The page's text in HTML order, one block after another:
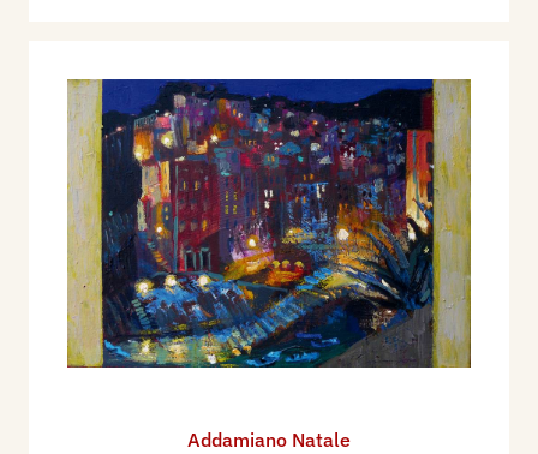
Addamiano Natale